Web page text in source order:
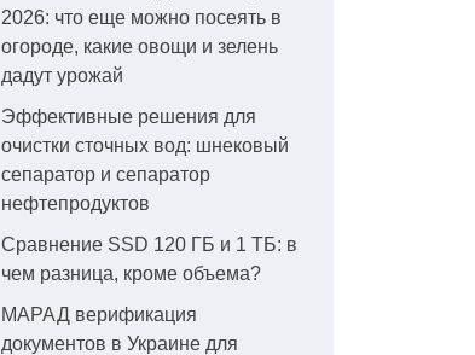
2026: что еще можно посеять в
огороде, какие овощи и зелень
дадут урожай
Эффективные решения для
очистки сточных вод: шнековый
сепаратор и сепаратор
нефтепродуктов
Сравнение SSD 120 ГБ и 1 ТБ: в
чем разница, кроме объема?
МАРАД верификация
документов в Украине для